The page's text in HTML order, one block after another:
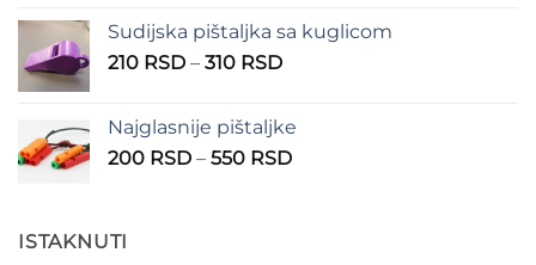
Sudijska pištaljka sa kuglicom
210 RSD – 310 RSDRaspon
210 RSD
do
Najglasnije pištaljke
200 RSD – 550 RSDRaspon
ISTAKNUTI